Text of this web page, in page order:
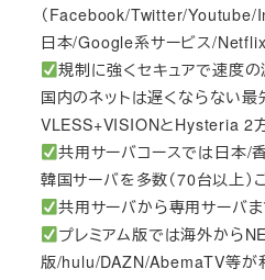
（Facebook/Twitter/
日本/Google系サービス/
規制に強くセキュアで速度
国内のネットは遅くならない
VLESS+VISIONとHysteria 2
共用サーバコースでは日本/
韓国サーバを多数（70台以上
共用サーバから専用サーバ
プレミアム版では海外から
版/hulu/DAZN/AbemaTV等が